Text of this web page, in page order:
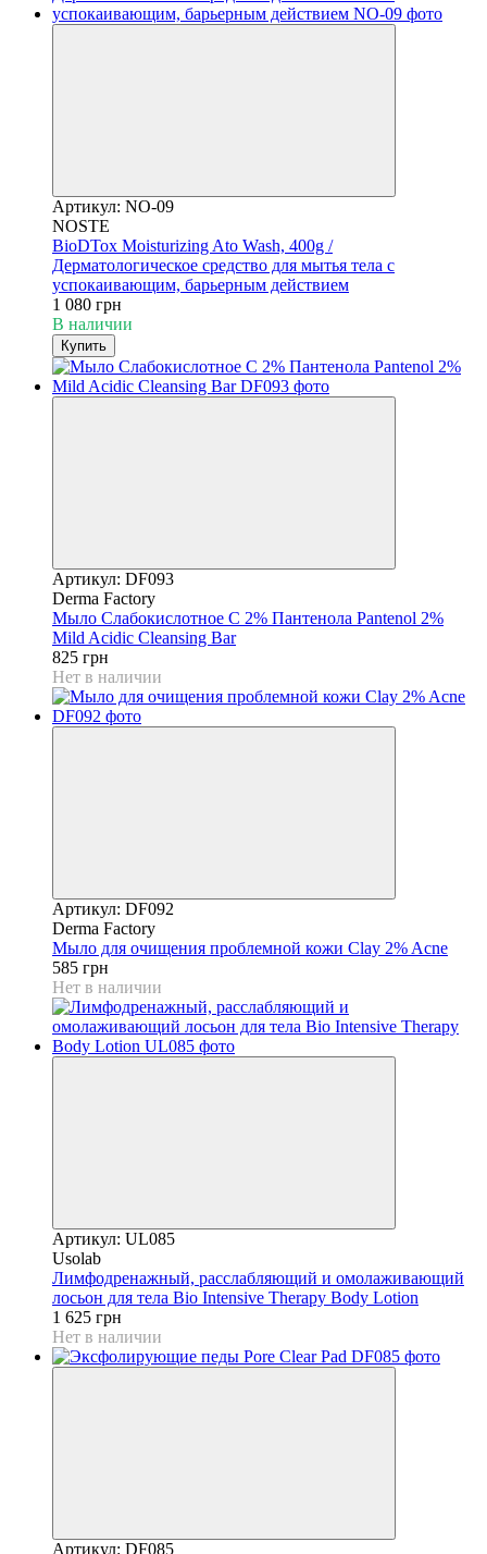
Артикул: NO-09
NOSTE
BioDTox Moisturizing Ato Wash, 400g /
Дерматологическое средство для мытья тела с
успокаивающим, барьерным действием
1 080 грн
В наличии
Купить
Артикул: DF093
Derma Factory
Мыло Слабокислотное С 2% Пантенола Pantenol 2%
Mild Acidic Cleansing Bar
825 грн
Нет в наличии
Артикул: DF092
Derma Factory
Мыло для очищения проблемной кожи Clay 2% Acne
585 грн
Нет в наличии
Артикул: UL085
Usolab
Лимфодренажный, расслабляющий и омолаживающий
лосьон для тела Bio Intensive Therapy Body Lotion
1 625 грн
Нет в наличии
Артикул: DF085